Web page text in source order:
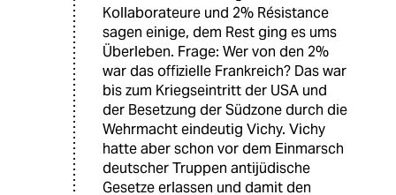
Kollaborateure und 2% Résistance
sagen einige, dem Rest ging es ums
Überleben. Frage: Wer von den 2%
war das offizielle Frankreich? Das war
bis zum Kriegseintritt der USA und
der Besetzung der Südzone durch die
Wehrmacht eindeutig Vichy. Vichy
hatte aber schon vor dem Einmarsch
deutscher Truppen antijüdische
Gesetze erlassen und damit den